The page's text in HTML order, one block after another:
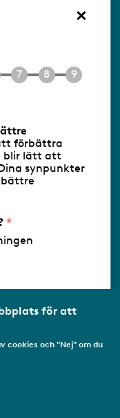
×
förbättra
blir lätt att
synpunkter
Näringslivför att
cookies och "Nej" om du